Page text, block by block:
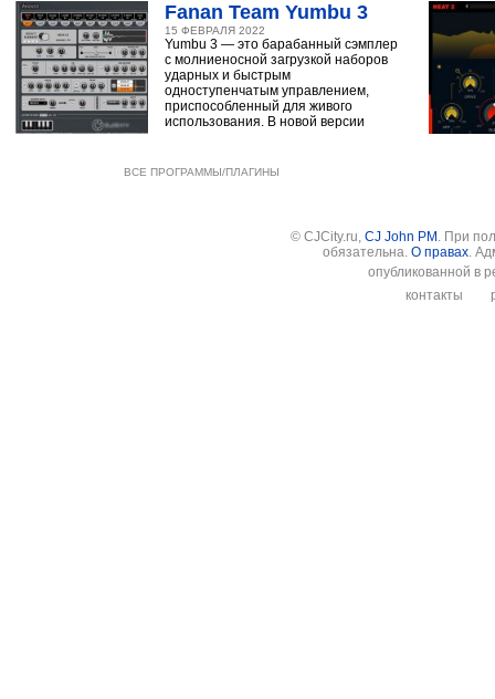
Fanan Team Yumbu 3
15 ФЕВРАЛЯ 2022
Yumbu 3 — это барабанный сэмплер
с молниеносной загрузкой наборов
ударных и быстрым
одноступенчатым управлением,
приспособленный для живого
использования. В новой версии
ВСЕ ПРОГРАММЫ/ПЛАГИНЫ
© CJCity.ru, CJ John PM . При
обязательна. О правах.
опубликованной в
контакты